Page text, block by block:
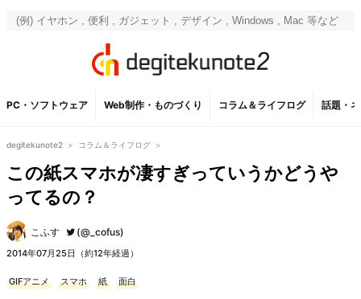
PC・ソフトウェア Web制作・ものづくり コラム＆ライフログ 話題・
degitekunote2 > コラム＆ライフログ >
この紙スマホが凄すぎっていうかどうや
ってるの？
こふす (@_cofus)
2014年07月25日（約12年経過）
GIFアニメ スマホ 紙 面白